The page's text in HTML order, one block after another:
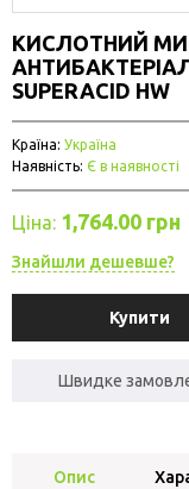
КИСЛОТНИЙ
SUPERACID HW
Країна: Україна
Наявність: Є в наявності
Ціна: 1,764.00 грн
Знайшли дешевше?
Купити
Швидке
Опис